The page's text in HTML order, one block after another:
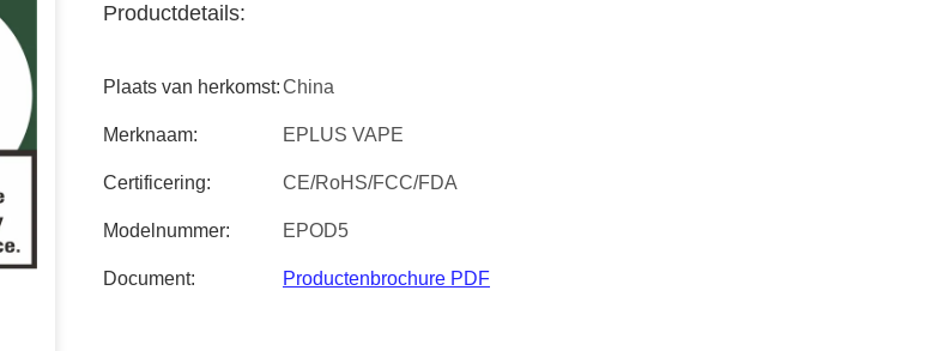
Productdetails:
Plaats van herkomst:China
Merknaam: EPLUS VAPE
Certificering: CE/RoHS/FCC/FDA
Modelnummer: EPOD5
Document: Productenbrochure PDF